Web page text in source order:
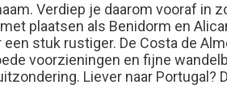
Verdiep je daarom vooraf in
plaatsen als Benidorm en
stuk rustiger. De Costa de
voorzieningen en fijne
Liever naar Portugal?